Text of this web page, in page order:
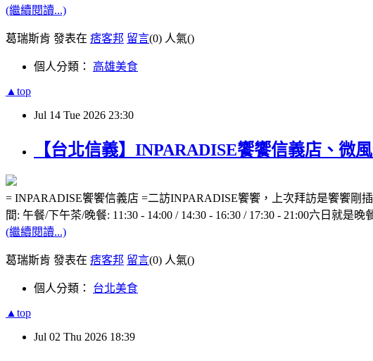
(繼續閱讀...)
葛瑞斯肯 發表在 痞客邦 留言(0) 人氣()
個人分類： 高雄美食
▲top
Jul 14 Tue 2026 23:30
【台北信義】INPARADISE饗饗信義店、微
= INPARADISE饗饗信義店 =二訪INPARADISE饗饗，上次拜訪是饗饗剛
間: 午餐/下午茶/晚餐: 11:30 - 14:00 / 14:30 - 16:30 / 17:30 - 21:00六日就是
(繼續閱讀...)
葛瑞斯肯 發表在 痞客邦 留言(0) 人氣()
個人分類： 台北美食
▲top
Jul 02 Thu 2026 18:39